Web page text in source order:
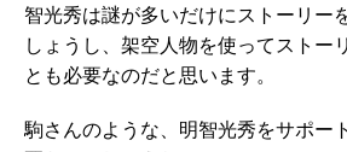
智光秀は謎が多いだけにストーリー
しょうし、架空人物を使ってストー
とも必要なのだと思います。
駒さんのような、明智光秀をサポー